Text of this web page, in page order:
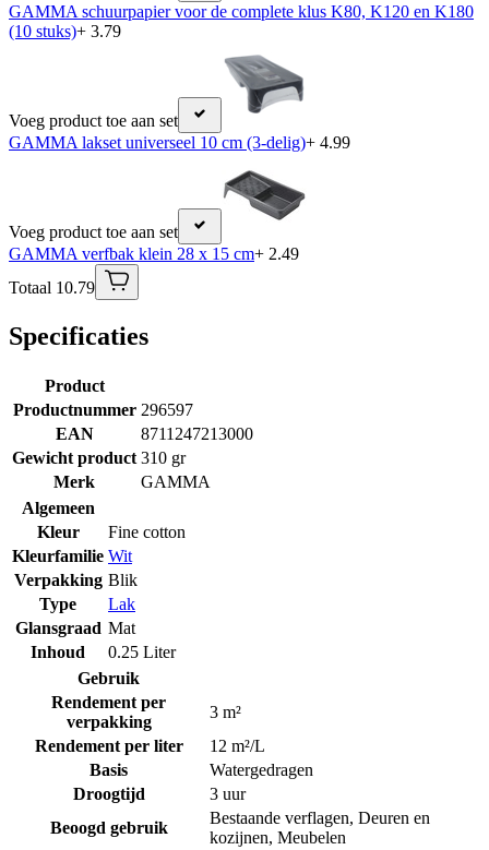
GAMMA schuurpapier voor de complete klus K80, K120 en K180
(10 stuks)+ 3.79
Voeg product toe aan set
GAMMA lakset universeel 10 cm (3-delig)+ 4.99
Voeg product toe aan set
GAMMA verfbak klein 28 x 15 cm+ 2.49
Totaal 10.79
Specificaties
Product
Productnummer 296597
EAN
8711247213000
Gewicht product 310 gr
Merk
GAMMA
Algemeen
Kleur
Fine cotton
Kleurfamilie Wit
Verpakking Blik
Type
Lak
Glansgraad Mat
Inhoud
0.25 Liter
Gebruik
Rendement per
verpakking
3 m²
Rendement per liter
12 m²/L
Basis
Watergedragen
Droogtijd
3 uur
Beoogd gebruik
Bestaande verflagen, Deuren en
kozijnen, Meubelen